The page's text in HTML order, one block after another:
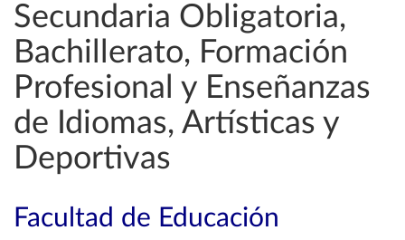
Secundaria Obligatoria,
Bachillerato, Formación
Profesional y Enseñanzas
de Idiomas, Artísticas y
Deportivas
Facultad de Educación